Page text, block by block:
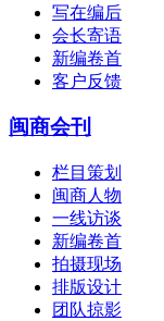
写在编后
会长寄语
新编卷首
客户反馈
闽商会刊
栏目策划
闽商人物
一线访谈
新编卷首
拍摄现场
排版设计
团队掠影